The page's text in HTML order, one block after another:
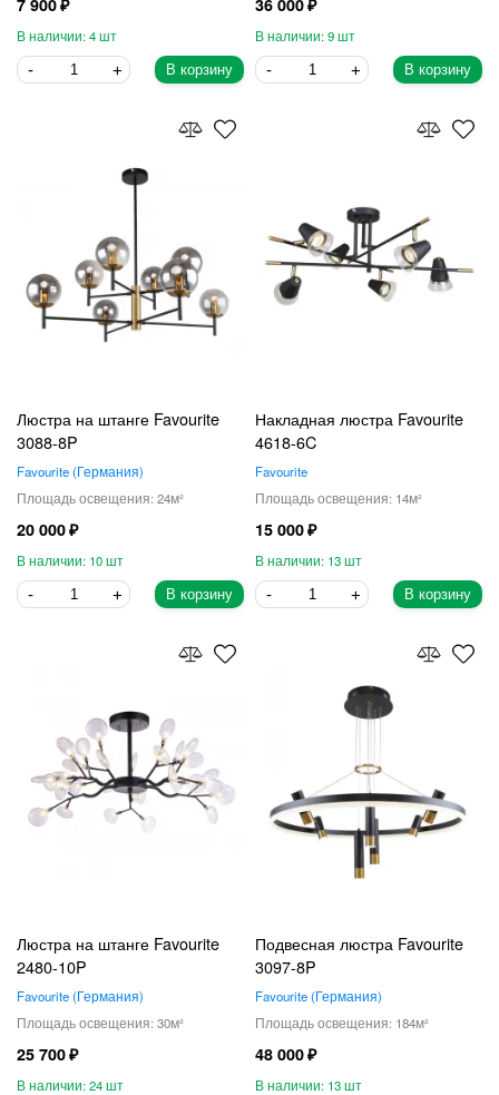
7 900
4
В корзину
36 000
9
В корзину
Люстра на штанге Favourite
3088-8P
Favourite Германия
24
20 000
10
В корзину
Накладная люстра Favourite
4618-6C
Favourite
14
15 000
13
В корзину
Люстра на штанге Favourite
2480-10P
Favourite Германия
30
25 700
24
Подвесная люстра Favourite
3097-8P
Favourite Германия
184
48 000
13